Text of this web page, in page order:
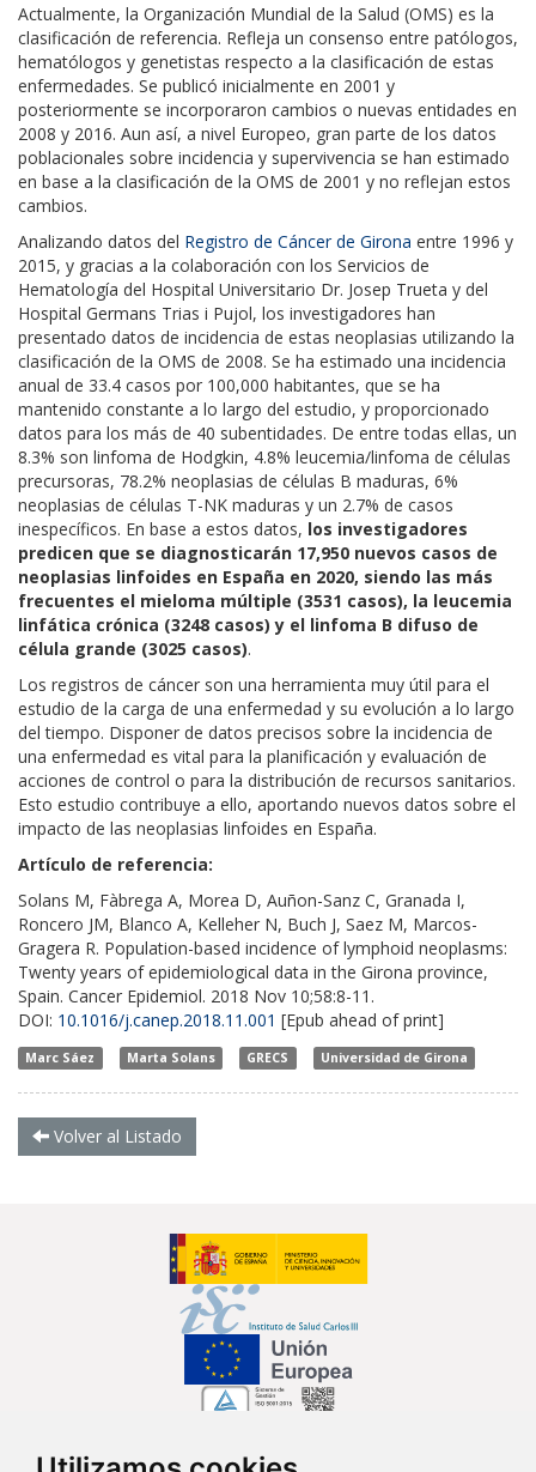
Actualmente, la Organización Mundial de la Salud (OMS) es la
clasificación de referencia. Refleja un consenso entre patólogos,
hematólogos y genetistas respecto a la clasificación de estas
enfermedades. Se publicó inicialmente en 2001 y
posteriormente se incorporaron cambios o nuevas entidades en
2008 y 2016. Aun así, a nivel Europeo, gran parte de los datos
poblacionales sobre incidencia y supervivencia se han estimado
en base a la clasificación de la OMS de 2001 y no reflejan estos
cambios.
Analizando datos del Registro de Cáncer de Girona entre 1996 y
2015, y gracias a la colaboración con los Servicios de
Hematología del Hospital Universitario Dr. Josep Trueta y del
Hospital Germans Trias i Pujol, los investigadores han
presentado datos de incidencia de estas neoplasias utilizando la
clasificación de la OMS de 2008. Se ha estimado una incidencia
anual de 33.4 casos por 100,000 habitantes, que se ha
mantenido constante a lo largo del estudio, y proporcionado
datos para los más de 40 subentidades. De entre todas ellas, un
8.3% son linfoma de Hodgkin, 4.8% leucemia/linfoma de células
precursoras, 78.2% neoplasias de células B maduras, 6%
neoplasias de células T-NK maduras y un 2.7% de casos
inespecíficos. En base a estos datos, los investigadores
predicen que se diagnosticarán 17,950 nuevos casos de
neoplasias linfoides en España en 2020, siendo las más
frecuentes el mieloma múltiple (3531 casos), la leucemia
linfática crónica (3248 casos) y el linfoma B difuso de
célula grande (3025 casos).
Los registros de cáncer son una herramienta muy útil para el
estudio de la carga de una enfermedad y su evolución a lo largo
del tiempo. Disponer de datos precisos sobre la incidencia de
una enfermedad es vital para la planificación y evaluación de
acciones de control o para la distribución de recursos sanitarios.
Esto estudio contribuye a ello, aportando nuevos datos sobre el
impacto de las neoplasias linfoides en España.
Artículo de referencia:
Solans M, Fàbrega A, Morea D, Auñon-Sanz C, Granada I,
Roncero JM, Blanco A, Kelleher N, Buch J, Saez M, Marcos-
Gragera R. Population-based incidence of lymphoid neoplasms:
Twenty years of epidemiological data in the Girona province,
Spain. Cancer Epidemiol. 2018 Nov 10;58:8-11.
DOI: 10.1016/j.canep.2018.11.001 [Epub ahead of print]
Marc Sáez Marta Solans GRECS Universidad de Girona
Volver al Listado